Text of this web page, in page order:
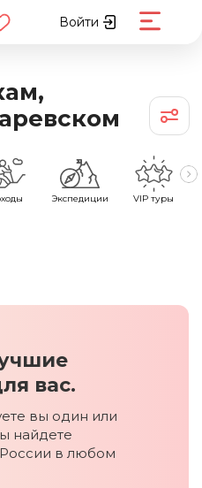
Войти
Экспедиции VIP туры
вас.
вы один или
найдете
в любом